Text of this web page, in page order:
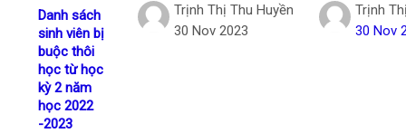
Danh sách
sinh viên bị
buộc thôi
học từ học
kỳ 2 năm
học 2022
-2023
Trịnh Thị Thu Huyền
30 Nov 2023
Trịnh
30 Nov